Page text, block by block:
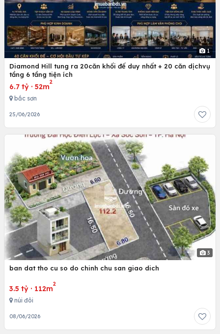
1
Diamond Hill tung ra 20căn khối đế duy nhất + 20 căn dịchvụ
tầng 6 tầng tiện ích
6.7 tỷ · 52m
2
bắc sơn
25/06/2026
3
ban dat tho cu so do chinh chu san giao dich
3.5 tỷ · 112m
2
núi đôi
08/06/2026